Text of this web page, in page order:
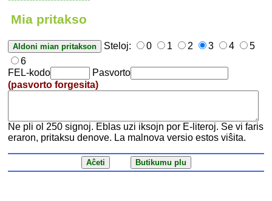
Mia pritakso
Steloj: 0 1 2 3 4
5
6
FEL-kodo
Pasvorto
(pasvorto forgesita)
Ne pli ol 250 signoj. Eblas uzi iksojn por E-literoj. Se vi faris
eraron, pritaksu denove. La malnova versio estos viŝita.